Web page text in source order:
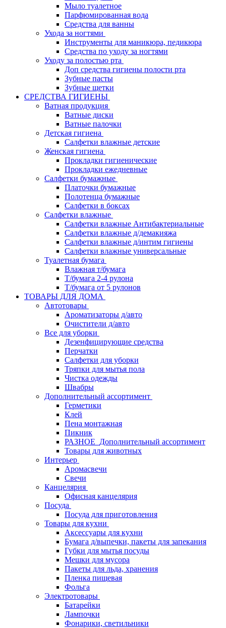
Мыло туалетное
Парфюмированная вода
Средства для ванны
Ухода за ногтями
Инструменты для маникюра, педикюра
Средства по уходу за ногтями
Уходу за полостью рта
Доп средства гигиены полости рта
Зубные пасты
Зубные щетки
СРЕДСТВА ГИГИЕНЫ
Ватная продукция
Ватные диски
Ватные палочки
Детская гигиена
Салфетки влажные детские
Женская гигиена
Прокладки гигиенические
Прокладки ежедневные
Салфетки бумажные
Платочки бумажные
Полотенца бумажные
Салфетки в боксах
Салфетки влажные
Салфетки влажные Антибактериальные
Салфетки влажные д/демакияжа
Салфетки влажные д/интим гигиены
Салфетки влажные универсальные
Туалетная бумага
Влажная т/бумага
Т/бумага 2-4 рулона
Т/бумага от 5 рулонов
ТОВАРЫ ДЛЯ ДОМА
Автотовары
Ароматизаторы д/авто
Очистители д/авто
Все для уборки
Дезенфицирующие средства
Перчатки
Салфетки для уборки
Тряпки для мытья пола
Чистка одежды
Швабры
Дополнительный ассортимент
Герметики
Клей
Пена монтажная
Пикник
РАЗНОЕ_Дополнительный ассортимент
Товары для животных
Интерьер
Аромасвечи
Свечи
Канцелярия
Офисная канцелярия
Посуда
Посуда для приготовления
Товары для кухни
Аксессуары для кухни
Бумага д/выпечки, пакеты для запекания
Губки для мытья посуды
Мешки для мусора
Пакеты для льда, хранения
Пленка пищевая
Фольга
Электротовары
Батарейки
Лампочки
Фонарики, светильники